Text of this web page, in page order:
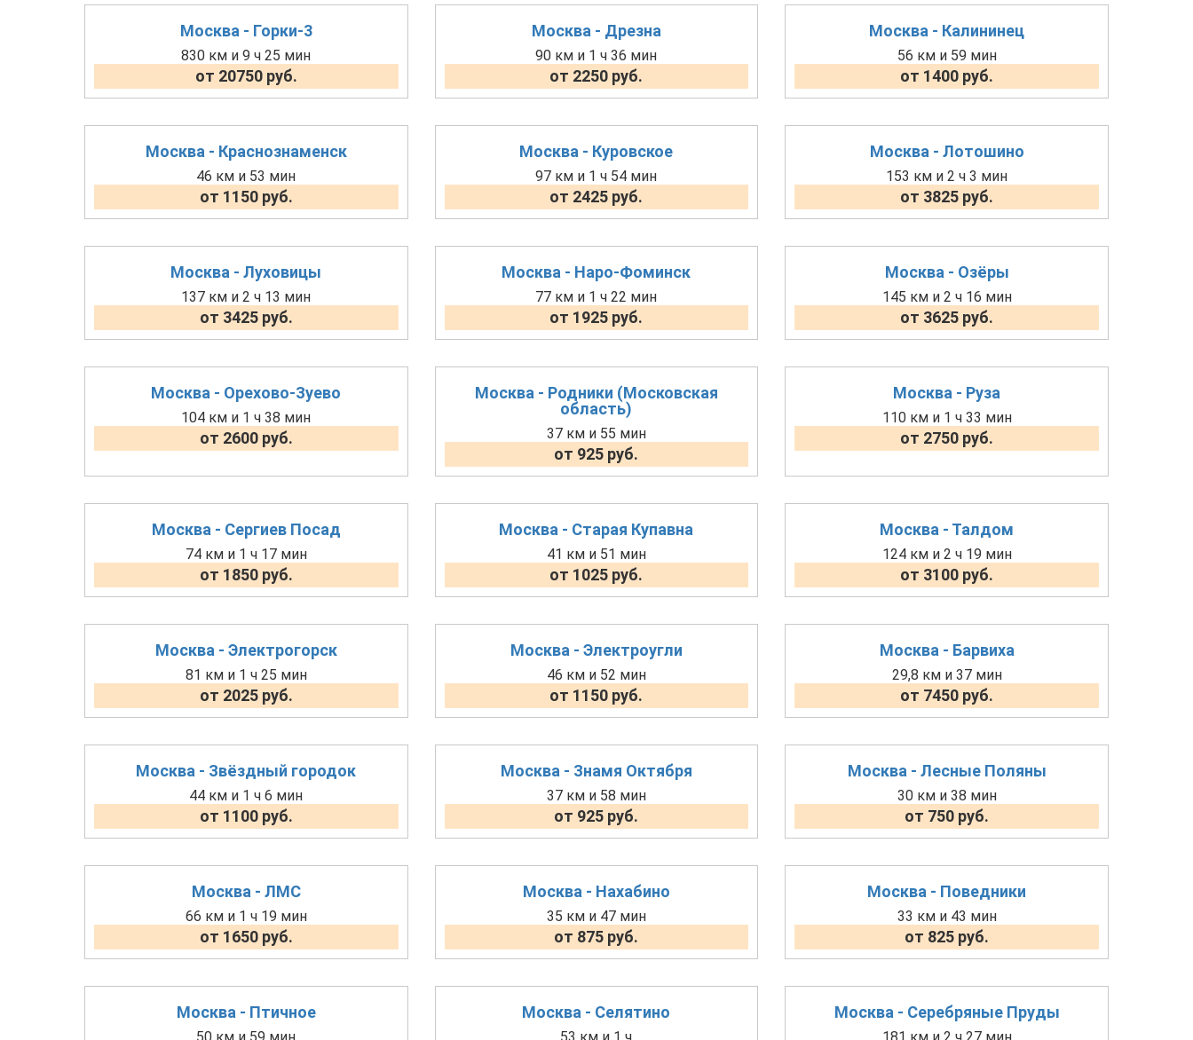
Москва - Горки-3
830 км и 9 ч 25 мин
от 20750 руб.
Москва - Дрезна
90 км и 1 ч 36 мин
от 2250 руб.
Москва - Калининец
56 км и 59 мин
от 1400 руб.
Москва - Краснознаменск
46 км и 53 мин
от 1150 руб.
Москва - Куровское
97 км и 1 ч 54 мин
от 2425 руб.
Москва - Лотошино
153 км и 2 ч 3 мин
от 3825 руб.
Москва - Луховицы
137 км и 2 ч 13 мин
от 3425 руб.
Москва - Наро-Фоминск
77 км и 1 ч 22 мин
от 1925 руб.
Москва - Озёры
145 км и 2 ч 16 мин
от 3625 руб.
Москва - Орехово-Зуево
104 км и 1 ч 38 мин
от 2600 руб.
Москва - Родники (Московская
область)
37 км и 55 мин
от 925 руб.
Москва - Руза
110 км и 1 ч 33 мин
от 2750 руб.
Москва - Сергиев Посад
74 км и 1 ч 17 мин
от 1850 руб.
Москва - Старая Купавна
41 км и 51 мин
от 1025 руб.
Москва - Талдом
124 км и 2 ч 19 мин
от 3100 руб.
Москва - Электрогорск
81 км и 1 ч 25 мин
от 2025 руб.
Москва - Электроугли
46 км и 52 мин
от 1150 руб.
Москва - Барвиха
29,8 км и 37 мин
от 7450 руб.
Москва - Звёздный городок
44 км и 1 ч 6 мин
от 1100 руб.
Москва - Знамя Октября
37 км и 58 мин
от 925 руб.
Москва - Лесные Поляны
30 км и 38 мин
от 750 руб.
Москва - ЛМС
66 км и 1 ч 19 мин
от 1650 руб.
Москва - Нахабино
35 км и 47 мин
от 875 руб.
Москва - Поведники
33 км и 43 мин
от 825 руб.
Москва - Птичное Москва - Селятино Москва - Серебряные Пруды